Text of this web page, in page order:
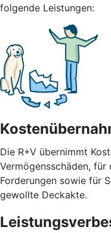
folgende Leistungen:
Die R+V übernimmt
Vermögensschäden,
Forderungen sowie für
gewollte Deckakte.